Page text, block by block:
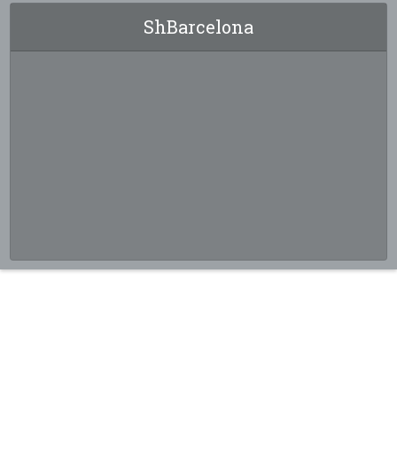
ShBarcelona